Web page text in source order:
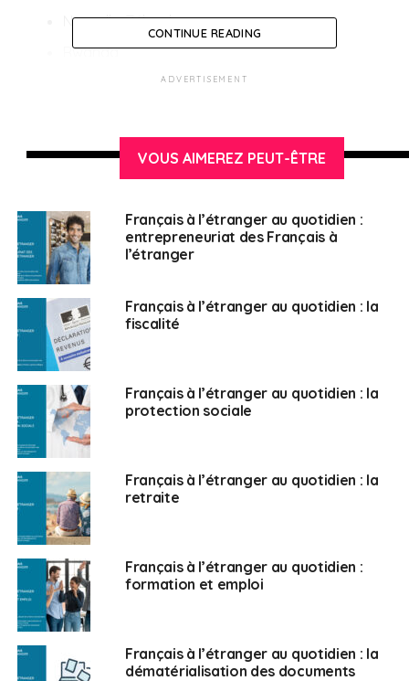
Nouvelle-Zélande
Rwanda
Uruguay
Chine, sous réserve de confirmation de la
réciprocité
D’après Bruxelles, les critères pris en compte incluent la
situation épidémiologique et les mesures de
confinement, y compris la distanciation physique, ainsi
que des considérations économiques et sociales.
Dans son communiqué, le Conseil de l’UE rappelle
cependant que cet accord n’est pas un outil
juridiquement contraignant et que les États membres
restent responsables de la mise en œuvre de la levée
des restrictions.
SUJETS ASSOCIÉS:
Français au Maroc
CONTINUE READING
ADVERTISEMENT
VOUS AIMEREZ PEUT-ÊTRE
Français à l’étranger au quotidien :
entrepreneuriat des Français à
l’étranger
Français à l’étranger au quotidien : la
fiscalité
Français à l’étranger au quotidien : la
protection sociale
Français à l’étranger au quotidien : la
retraite
Français à l’étranger au quotidien :
formation et emploi
Français à l’étranger au quotidien : la
dématérialisation des documents